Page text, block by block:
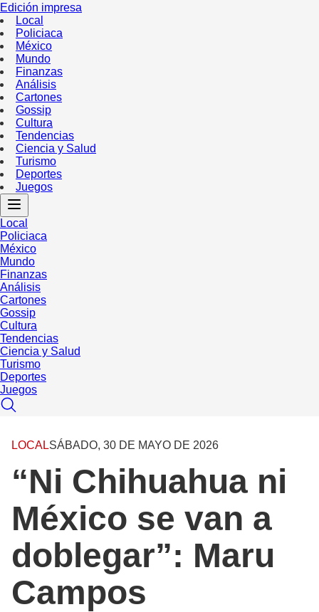
Edición impresa
Local
Policiaca
México
Mundo
Finanzas
Análisis
Cartones
Gossip
Cultura
Tendencias
Ciencia y Salud
Turismo
Deportes
Juegos
Local
Policiaca
México
Mundo
Finanzas
Análisis
Cartones
Gossip
Cultura
Tendencias
Ciencia y Salud
Turismo
Deportes
Juegos
LOCALSÁBADO, 30 DE MAYO DE 2026
“Ni Chihuahua ni
México se van a
doblegar”: Maru
Campos